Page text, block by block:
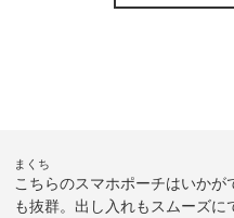
まくち
こちらのスマホポーチはいか
も抜群。出し入れもスムーズ